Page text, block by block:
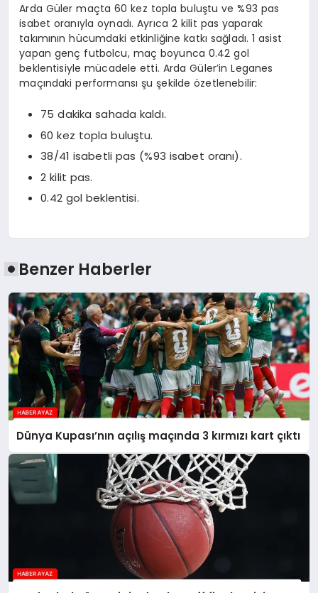
Arda Güler maçta 60 kez topla buluştu ve %93 pas
isabet oranıyla oynadı. Ayrıca 2 kilit pas yaparak
takımının hücumdaki etkinliğine katkı sağladı. 1 asist
yapan genç futbolcu, maç boyunca 0.42 gol
beklentisiyle mücadele etti. Arda Güler’in Leganes
maçındaki performansı şu şekilde özetlenebilir:
75 dakika sahada kaldı.
60 kez topla buluştu.
38/41 isabetli pas (%93 isabet oranı).
2 kilit pas.
0.42 gol beklentisi.
Benzer Haberler
Dünya Kupası’nın açılış maçında 3 kırmızı kart çıktı